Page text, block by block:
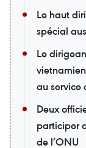
Le haut
spécial
Le
au service
Deux
participer
de l’ONU